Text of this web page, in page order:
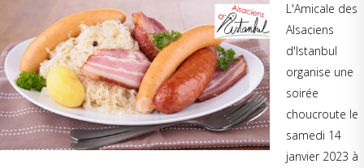
L'Amicale des
Alsaciens
d'Istanbul
organise une
soirée
choucroute le
samedi 14
janvier 2023 à